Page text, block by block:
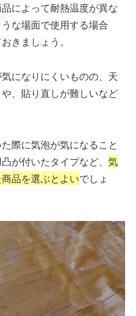
によって耐熱温度が異な
な場面で使用する場合
きましょう。
になりにくいものの、天
、貼り直しが難しいなど
際に気泡が気になること
が付いたタイプなど、気
品を選ぶとよいでしょ